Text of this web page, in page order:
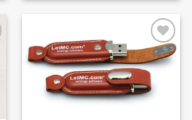
Add to
Wishlist